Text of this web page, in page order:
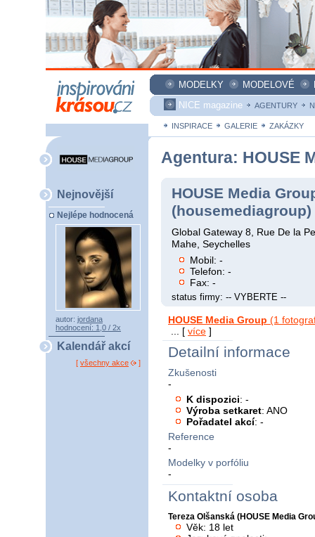
MODELKY MODELOVÉ
NICE magazine
AGENTURY
INSPIRACE GALERIE ZAKÁZKY
Nejnovější
Nejlépe hodnocená
autor: jordana
hodnocení: 1,0 / 2x
Kalendář akcí
[ všechny akce ]
Agentura: HOUSE
HOUSE Media
(housemediagroup)
Global Gateway 8, Rue De la
Mahe, Seychelles
Mobil: -
Telefon: -
Fax: -
status firmy: -- VYBERTE --
HOUSE Media Group (1
... [ více ]
Detailní informace
Zkušenosti
-
K dispozici: -
Výroba setkaret: ANO
Pořadatel akcí: -
Reference
-
Modelky v porfóliu
-
Kontaktní osoba
Tereza Olšanská (HOUSE Media
Věk: 18 let